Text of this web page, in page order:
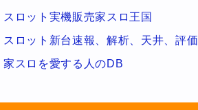
スロット実機販売家スロ王国
スロット新台速報、解析、天井、評価
家スロを愛する人のDB